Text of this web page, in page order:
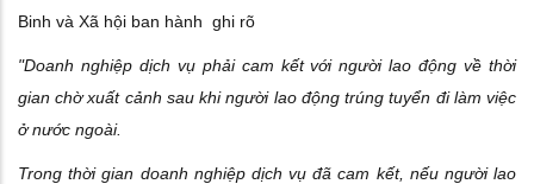
Binh và Xã hội ban hành ghi rõ
"Doanh nghiệp dịch vụ phải cam kết với người lao động về thời
gian chờ xuất cảnh sau khi người lao động trúng tuyển đi làm việc
ở nước ngoài.
Trong thời gian doanh nghiệp dịch vụ đã cam kết, nếu người lao